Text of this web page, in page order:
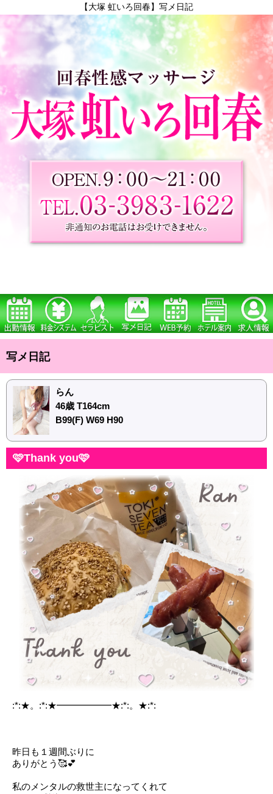
【大塚 虹いろ回春】写メ日記
写メ日記
らん
46歳 T164cm
B99(F) W69 H90
🩷Thank you🩷
:*:★。:*:★━━━━━━★:*:。★:*:
昨日も１週間ぶりに
ありがとう🥰💕
私のメンタルの救世主になってくれて